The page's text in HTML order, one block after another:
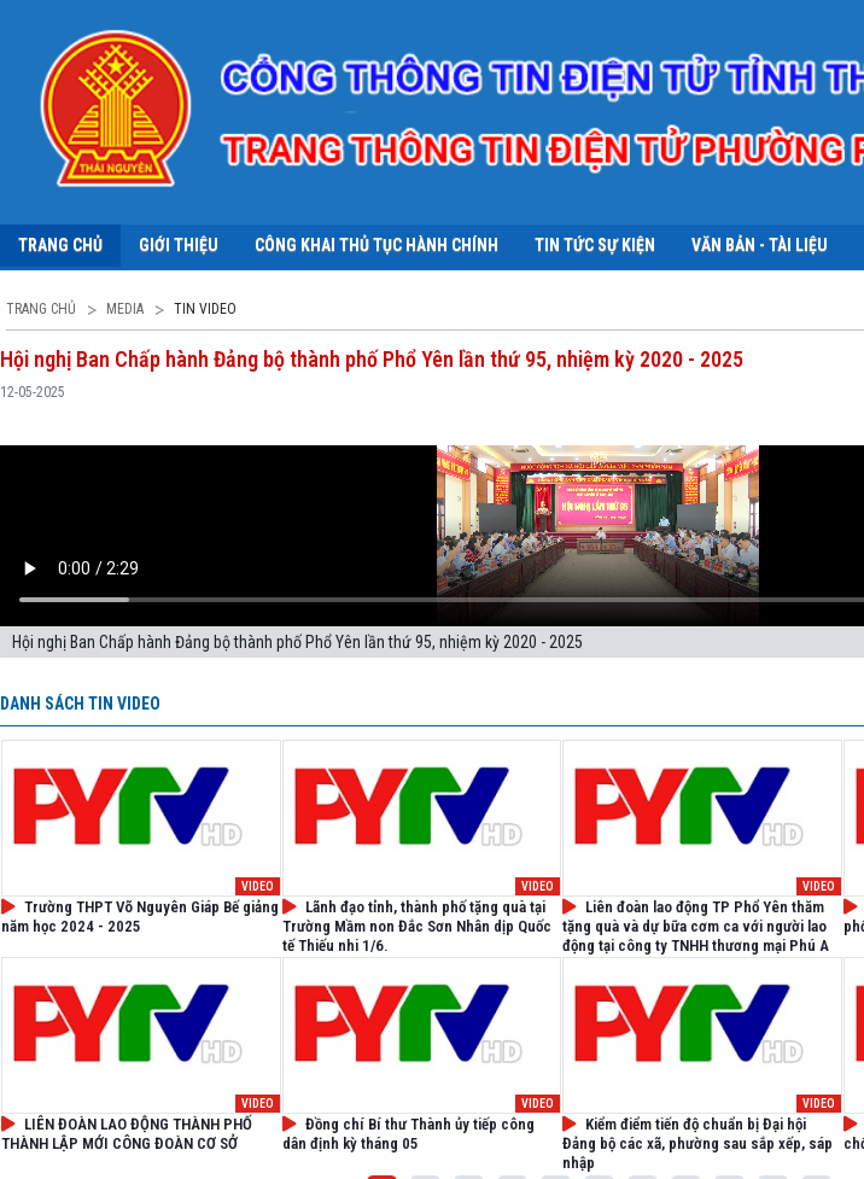
TRANG CHỦ GIỚI THIỆU CÔNG KHAI THỦ TỤC HÀNH CHÍNH TIN TỨC SỰ KIỆN VĂN BẢN - TÀI LIỆU
TRANG CHỦ MEDIA TIN VIDEO
Hội nghị Ban Chấp hành Đảng bộ thành phố Phổ Yên lần thứ 95, nhiệm kỳ 2020 - 2025
12-05-2025
Hội nghị Ban Chấp hành Đảng bộ thành phố Phổ Yên lần thứ 95, nhiệm kỳ 2020 - 2025
DANH SÁCH TIN VIDEO
VIDEO
Trường THPT Võ Nguyên Giáp Bế giảng
năm học 2024 - 2025
VIDEO
Lãnh đạo tỉnh, thành phố tặng quà tại
Trường Mầm non Đắc Sơn Nhân dịp Quốc
tế Thiếu nhi 1/6.
VIDEO
Liên đoàn lao động TP Phổ Yên thăm
tặng quà và dự bữa cơm ca với người lao
động tại công ty TNHH thương mại Phú An
VIDEO
LIÊN ĐOÀN LAO ĐỘNG THÀNH PHỐ
THÀNH LẬP MỚI CÔNG ĐOÀN CƠ SỞ
VIDEO
Đồng chí Bí thư Thành ủy tiếp công
dân định kỳ tháng 05
VIDEO
Kiểm điểm tiến độ chuẩn bị Đại hội
Đảng bộ các xã, phường sau sắp xếp, sáp
nhập